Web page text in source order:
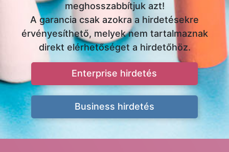
meghosszabbítjuk azt!
A garancia csak azokra a hirdetésekre
érvényesíthető, melyek nem tartalmaznak
direkt elérhetőséget a hirdetőhöz.
Enterprise hirdetés
Business hirdetés